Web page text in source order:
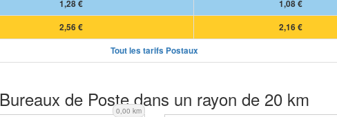
1,28 €
1,08 €
2,56 €
2,16 €
Tout les tarifs Postaux
Bureaux de Poste dans un rayon de 20 km
0,00 km